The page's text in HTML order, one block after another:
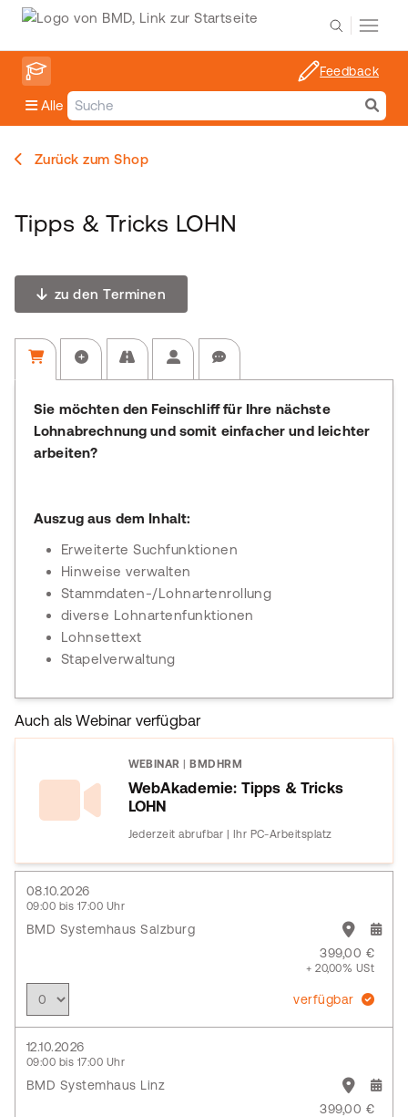
Alle
Feedback
Zurück zum Shop
Tipps & Tricks LOHN
zu den Terminen
Sie möchten den Feinschliff für Ihre nächste
Lohnabrechnung und somit einfacher und leichter
arbeiten?
Auszug aus dem Inhalt:
Erweiterte Suchfunktionen
Hinweise verwalten
Stammdaten-/Lohnartenrollung
diverse Lohnartenfunktionen
Lohnsettext
Stapelverwaltung
Auch als Webinar verfügbar
WEBINAR BMDHRM
WebAkademie: Tipps & Tricks
LOHN
Jederzeit abrufbar | Ihr PC-Arbeitsplatz
08.10.2026
09:00 bis 17:00 Uhr
BMD Systemhaus Salzburg
399,00 €
+ 20,00% USt
verfügbar
12.10.2026
09:00 bis 17:00 Uhr
BMD Systemhaus Linz
399,00 €